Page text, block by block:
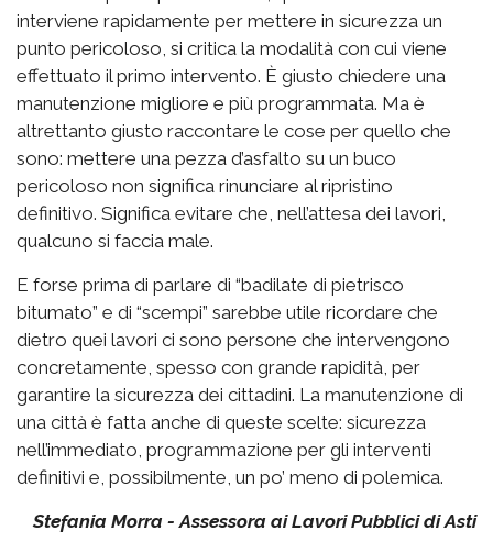
interviene rapidamente per mettere in sicurezza un
punto pericoloso, si critica la modalità con cui viene
effettuato il primo intervento. È giusto chiedere una
manutenzione migliore e più programmata. Ma è
altrettanto giusto raccontare le cose per quello che
sono: mettere una pezza d’asfalto su un buco
pericoloso non significa rinunciare al ripristino
definitivo. Significa evitare che, nell’attesa dei lavori,
qualcuno si faccia male.
E forse prima di parlare di “badilate di pietrisco
bitumato” e di “scempi” sarebbe utile ricordare che
dietro quei lavori ci sono persone che intervengono
concretamente, spesso con grande rapidità, per
garantire la sicurezza dei cittadini. La manutenzione di
una città è fatta anche di queste scelte: sicurezza
nell’immediato, programmazione per gli interventi
definitivi e, possibilmente, un po’ meno di polemica.
Stefania Morra - Assessora ai Lavori Pubblici di Asti